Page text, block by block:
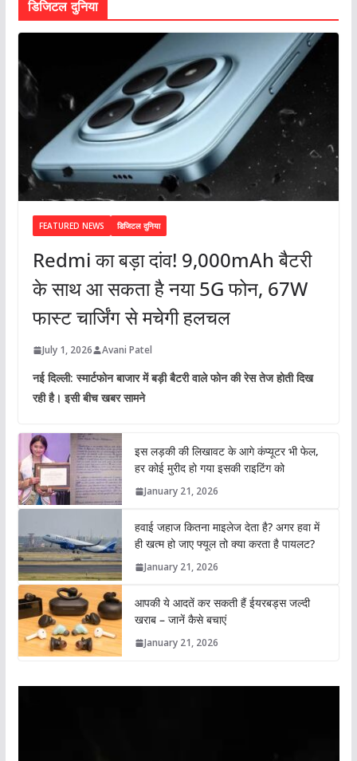
डिजिटल दुनिया
FEATURED NEWS डिजिटल दुनिया
Redmi का बड़ा दांव! 9,000mAh बैटरी
के साथ आ सकता है नया 5G फोन, 67W
फास्ट चार्जिंग से मचेगी हलचल
July 1, 2026 Avani Patel
नई दिल्ली: स्मार्टफोन बाजार में बड़ी बैटरी वाले फोन की रेस तेज होती दिख
रही है। इसी बीच खबर सामने
इस लड़की की लिखावट के आगे कंप्यूटर भी फेल,
हर कोई मुरीद हो गया इसकी राइटिंग को
January 21, 2026
हवाई जहाज कितना माइलेज देता है? अगर हवा में
ही खत्म हो जाए फ्यूल तो क्या करता है पायलट?
January 21, 2026
आपकी ये आदतें कर सकती हैं ईयरबड्स जल्दी
खराब – जानें कैसे बचाएं
January 21, 2026